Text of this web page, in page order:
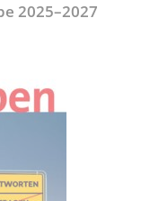
2025–2027